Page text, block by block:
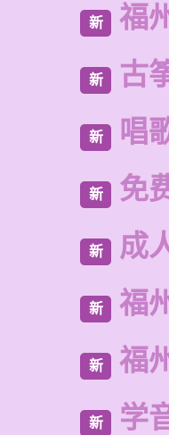
新 福
新 古
新 唱
新 免
新 成
新 福
新 福
新 学